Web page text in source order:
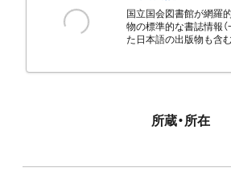
国立国会図書館が網羅
物の標準的な書誌情報
た日本語の出版物も含む
所蔵・所在